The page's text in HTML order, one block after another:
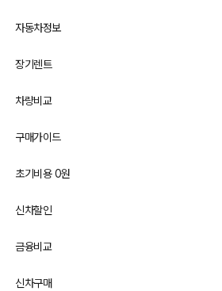
자동차정보
장기렌트
차량비교
구매가이드
초기비용 0원
신차할인
금융비교
신차구매